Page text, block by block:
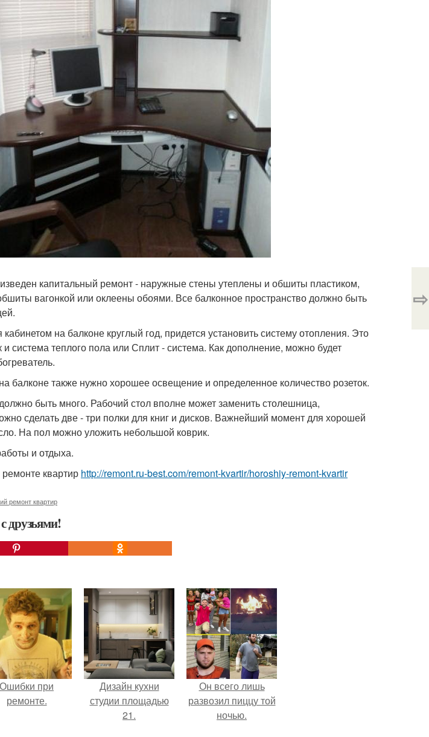
капитальный ремонт - наружные стены утеплены и обшиты пластиком,
вагонкой или оклеены обоями. Все балконное пространство должно быть
на балконе круглый год, придется установить систему отопления. Это
и система теплого пола или Сплит - система. Как дополнение, можно будет
балконе также нужно хорошее освещение и определенное количество розеток.
быть много. Рабочий стол вполне может заменить столешница,
сделать две - три полки для книг и дисков. Важнейший момент для хорошей
На пол можно уложить небольшой коврик.
и отдыха.
квартир http://remont.ru-best.com/remont-kvartir/horoshiy-remont-kvartir
ремонт квартир
друзьями!
⇨
Ошибки при
ремонте.
Дизайн кухни
студии площадью
21.
Он всего лишь
развозил пиццу той
ночью.